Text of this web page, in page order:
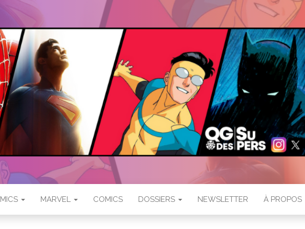
MARVEL COMICS DOSSIERS NEWSLETTER À PROPOS